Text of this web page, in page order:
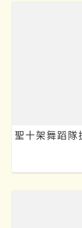
聖十架舞蹈